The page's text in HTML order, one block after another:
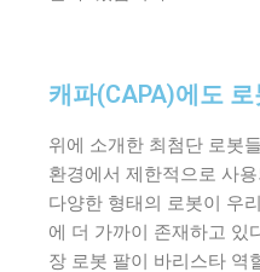
캐파(CAPA)에도
위에 소개한 최첨단 로봇
환경에서 제한적으로 사
다양한 형태의 로봇이 우
에 더 가까이 존재하고 있
장 로봇 팔이 바리스타 역